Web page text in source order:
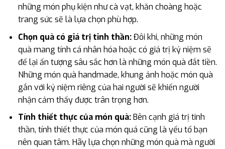
những món phụ kiện như cà vạt, khăn choàng hoặc
trang sức sẽ là lựa chọn phù hợp.
Chọn quà có giá trị tinh thần:Đôi khi, những món
quà mang tính cá nhân hóa hoặc có giá trị kỷ niệm sẽ
để lại ấn tượng sâu sắc hơn là những món quà đắt tiền.
Những món quà handmade, khung ảnh hoặc món quà
gắn với kỷ niệm riêng của hai người sẽ khiến người
nhận cảm thấy được trân trọng hơn.
Tính thiết thực của món quà:Bên cạnh giá trị tinh
thần, tính thiết thực của món quá cũng là yếu tố bạn
nên quan tâm. Hãy lựa chọn những món quà mà người